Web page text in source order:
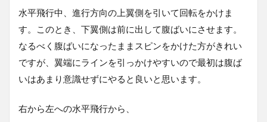
水平飛行中、進行方向の上翼側を引いて回転をかけま
す。このとき、下翼側は前に出して腹ばいにさせます。
なるべく腹ばいになったままスピンをかけた方がきれい
ですが、翼端にラインを引っかけやすいので最初は腹ば
いはあまり意識せずにやると良いと思います。
右から左への水平飛行から、